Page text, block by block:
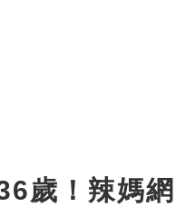
歲！辣媽網